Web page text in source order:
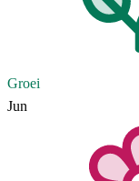
Groei
Jun